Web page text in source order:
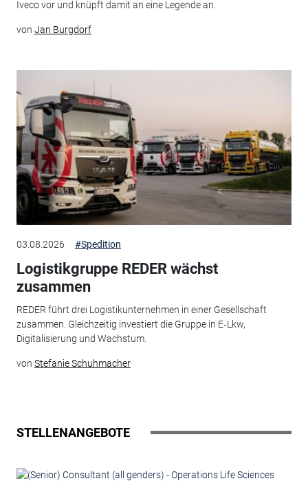
Iveco vor und knüpft damit an eine Legende an.
von Jan Burgdorf
03.08.2026 #Spedition
Logistikgruppe REDER wächst
zusammen
REDER führt drei Logistikunternehmen in einer Gesellschaft
zusammen. Gleichzeitig investiert die Gruppe in E‑Lkw,
Digitalisierung und Wachstum.
von Stefanie Schuhmacher
STELLENANGEBOTE